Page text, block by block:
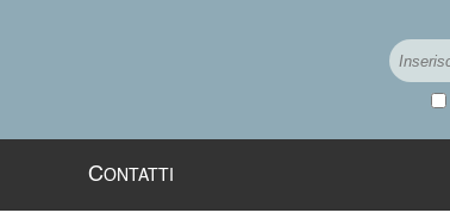
CONTATTI